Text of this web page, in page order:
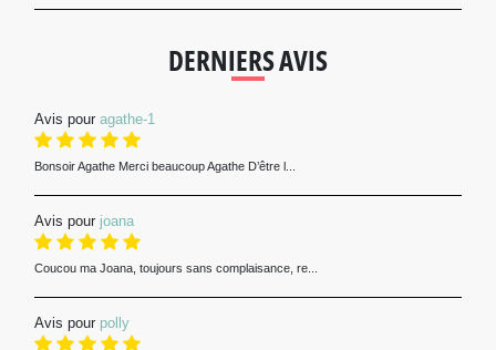
DERNIERS AVIS
Avis pour agathe-1
Bonsoir Agathe Merci beaucoup Agathe D’être l...
Avis pour joana
Coucou ma Joana, toujours sans complaisance, re...
Avis pour polly